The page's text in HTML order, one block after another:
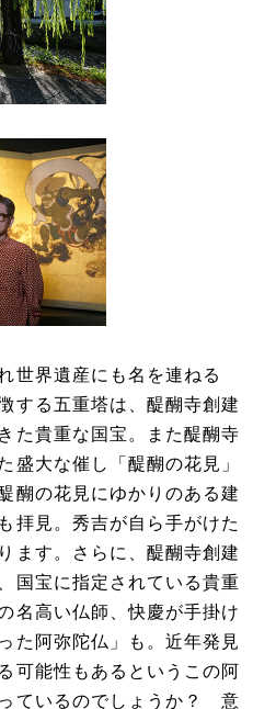
世界遺産にも名を連ねる
する五重塔は、醍醐寺創建
た貴重な国宝。また醍醐寺
盛大な催し「醍醐の花見」
醐の花見にゆかりのある建
拝見。秀吉が自ら手がけた
ます。さらに、醍醐寺創建
国宝に指定されている貴重
名高い仏師、快慶が手掛け
た阿弥陀仏」も。近年発見
可能性もあるというこの阿
ているのでしょうか？ 意